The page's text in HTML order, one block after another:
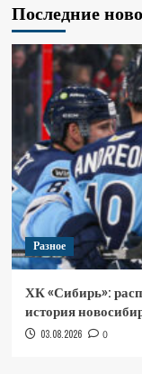
Последние
Разное
ХК «Сибирь»:
история
03.08.2026 0